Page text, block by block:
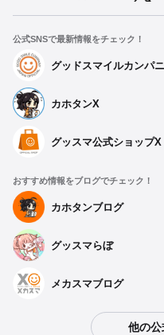
公式SNSで最新情報をチェック！
グッドスマイルカンパ
カホタンX
グッスマ公式ショップX
おすすめ情報をブログでチェック！
カホタンブログ
グッスマらぼ
メカスマブログ
他の公